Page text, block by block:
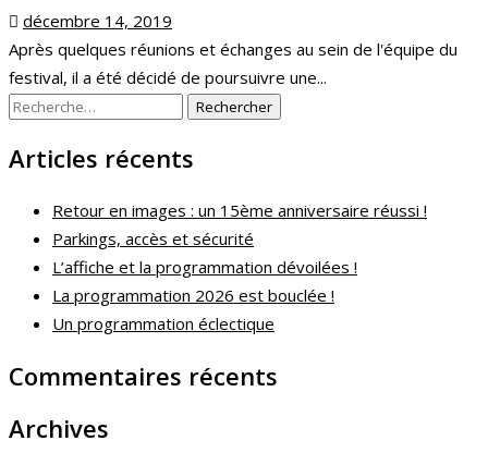
Posted
on
décembre 14, 2019
Après quelques réunions et échanges au sein de l'équipe du
festival, il a été décidé de poursuivre une...
Rechercher :
Articles récents
Retour en images : un 15ème anniversaire réussi !
Parkings, accès et sécurité
L’affiche et la programmation dévoilées !
La programmation 2026 est bouclée !
Un programmation éclectique
Commentaires récents
Archives